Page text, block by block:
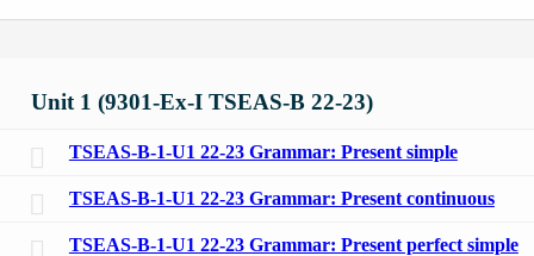
Unit 1 (9301-Ex-I TSEAS-B 22-23)
TSEAS-B-1-U1 22-23 Grammar: Present simple
TSEAS-B-1-U1 22-23 Grammar: Present continuous
TSEAS-B-1-U1 22-23 Grammar: Present perfect simple